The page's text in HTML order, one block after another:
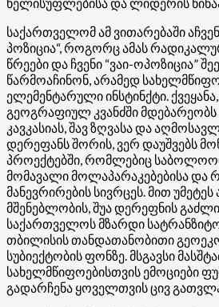
საქართველომ ამ ვითარებაში
პოზიცია“, როგორც ამას
წრეები და ჩვენი “ვაი-ოპოზიცია”
წარმოაჩინონ, არამედ
ელემენტარული ინსტინქტი.
გეოგრაფიულ კვანძში
კავკასიას, შავ ზღვასა და
დერეფანს შორის, ვერ დაუშვებს
პროექტებში, რომლებიც
მომავალი მოლაპარაკებებისა და
მანევრირების სივრცეს. მით
მშენებლობის, შუა დერეფნის
საქართველოს მზარდი
თბილისის თანდათანობითი
სუბიექტობის ფონზე. მსგავსი
სახელმწიფოებისთვის ემოციები
გადარჩენა ყოველთვის ცივ